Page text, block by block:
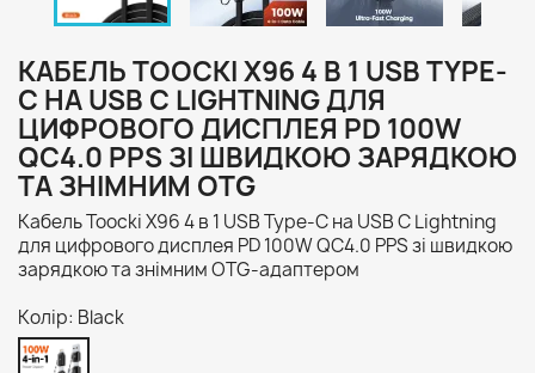
КАБЕЛЬ TOOCKI X96 4 В 1 USB TYPE-
C НА USB C LIGHTNING ДЛЯ
ЦИФРОВОГО ДИСПЛЕЯ PD 100W
QC4.0 PPS ЗІ ШВИДКОЮ ЗАРЯДКОЮ
ТА ЗНІМНИМ OTG
Кабель Toocki X96 4 в 1 USB Type-C на USB C Lightning
для цифрового дисплея PD 100W QC4.0 PPS зі швидкою
зарядкою та знімним OTG-адаптером
Колір: Black